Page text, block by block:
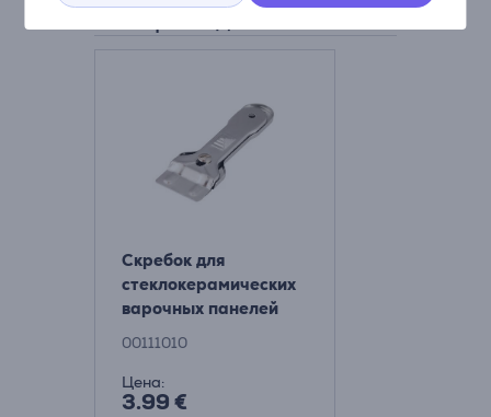
Скребок для
стеклокерамических
варочных панелей
Xavax Товар -
00111010
Цена:
3.99 €